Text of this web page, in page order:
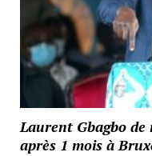
Laurent Gbagbo
après 1 mois à